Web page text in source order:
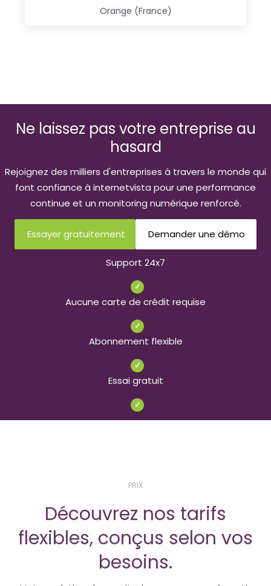
Orange (France)
Ne laissez pas votre entreprise au
hasard
Rejoignez des milliers d'entreprises à travers le monde qui
font confiance à internetvista pour une performance
continue et un monitoring numérique renforcé.
Essayer gratuitement Demander une démo
Support 24x7
✓
Aucune carte de crédit requise
✓
Abonnement flexible
✓
Essai gratuit
✓
PRIX
Découvrez nos tarifs
flexibles, conçus selon vos
besoins.